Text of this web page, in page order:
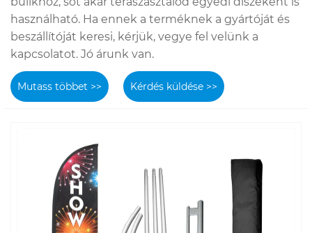
használható. Ha ennek a terméknek a gyártóját és
beszállítóját keresi, kérjük, vegye fel velünk a
kapcsolatot. Jó árunk van.
Mutass többet >> Kérdés küldése >>